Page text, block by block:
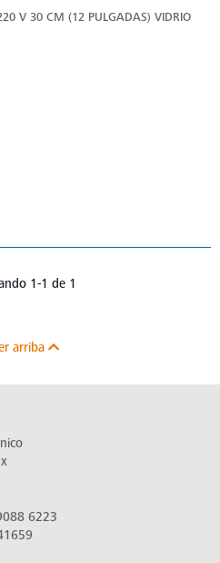
V 30 CM (12 PULGADAS) VIDRIO
1-1 de 1
arriba
6223